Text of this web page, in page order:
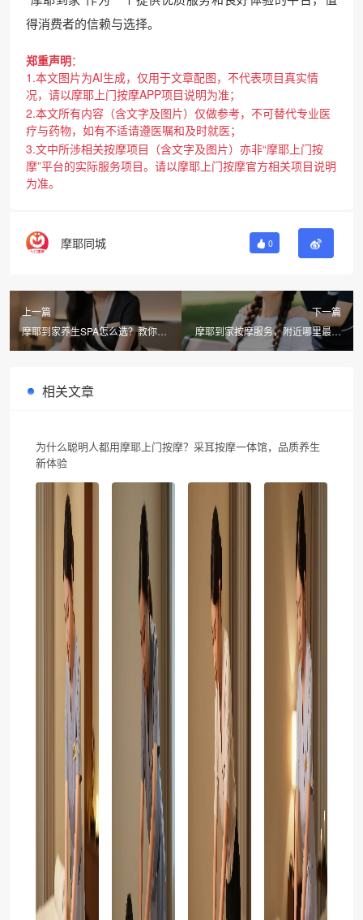
得消费者的信赖与选择。
郑重声明：
1.本文图片为AI生成，仅用于文章配图，不代表项目真实情
况，请以摩耶上门按摩APP项目说明为准；
2.本文所有内容（含文字及图片）仅做参考，不可替代专业医
疗与药物，如有不适请遵医嘱和及时就医；
3.文中所涉相关按摩项目（含文字及图片）亦非“摩耶上门按
摩”平台的实际服务项目。请以摩耶上门按摩官方相关项目说明
为准。
摩耶同城 0
上一篇
摩耶到家养生SPA怎么选？教你科
学挑选提升健康体验
下一篇
摩耶到家按摩服务，附近哪里最专
业？
相关文章
为什么聪明人都用摩耶上门按摩？采耳按摩一体馆，品质养生
新体验